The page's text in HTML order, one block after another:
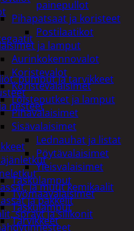
painepullot
Pihapatsaat ja koristeet
Postilaatikot
ja lamput
Aurinkokennovalot
Koristevalot
Koristevalaisimet
Loisteputket ja lamput
Pihavalaisimet
Sisävalaisimet
Lednauhat ja listat
Pöytävalaisimet
Yleisvalaisimet
Taskulamput
Työmaavalaisimet
Taskulamput
Tarvikkeet
pumput ja tarvikkeet
nesteet
ja muut kemikaalit
ja pakkelit
sprayt ja silikonit